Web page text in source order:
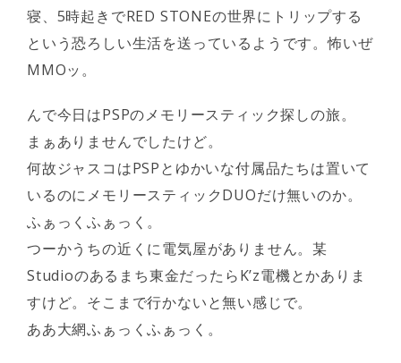
寝、5時起きでRED STONEの世界にトリップする
という恐ろしい生活を送っているようです。怖いぜ
MMOッ。
んで今日はPSPのメモリースティック探しの旅。
まぁありませんでしたけど。
何故ジャスコはPSPとゆかいな付属品たちは置いて
いるのにメモリースティックDUOだけ無いのか。
ふぁっくふぁっく。
つーかうちの近くに電気屋がありません。某
Studioのあるまち東金だったらK’z電機とかありま
すけど。そこまで行かないと無い感じで。
ああ大網ふぁっくふぁっく。